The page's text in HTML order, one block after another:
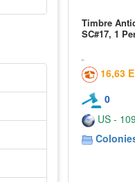
Timbre
SC#17, 1
16,63
0
US -